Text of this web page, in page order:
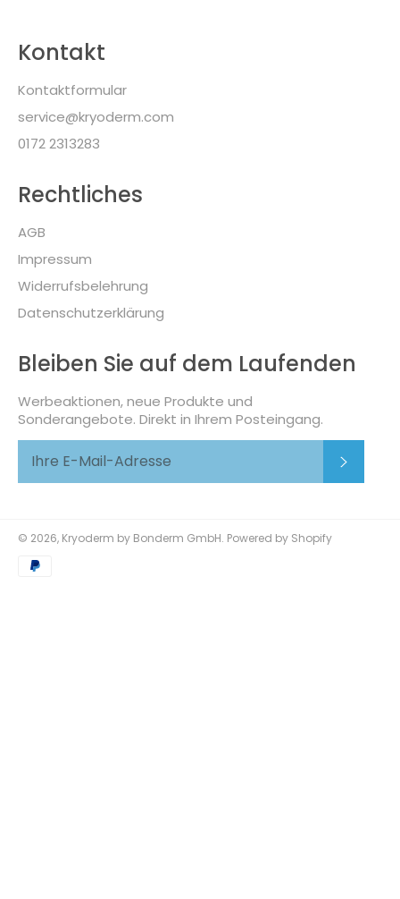
Kontakt
Kontaktformular
service@kryoderm.com
0172 2313283
Rechtliches
AGB
Impressum
Widerrufsbelehrung
Datenschutzerklärung
Bleiben Sie auf dem Laufenden
Werbeaktionen, neue Produkte und
Sonderangebote. Direkt in Ihrem Posteingang.
© 2026, Kryoderm by Bonderm GmbH. Powered by Shopify